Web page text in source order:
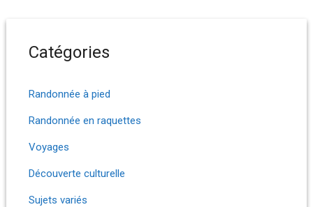
Catégories
Randonnée à pied
Randonnée en raquettes
Voyages
Découverte culturelle
Sujets variés